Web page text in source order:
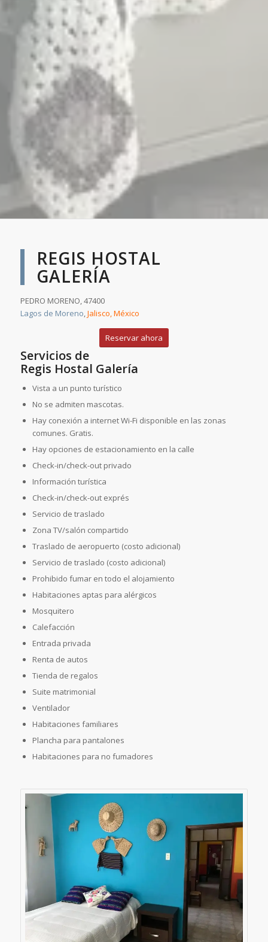
REGIS HOSTAL
GALERÍA
PEDRO MORENO, 47400
Lagos de Moreno,Jalisco, México
Reservar ahora
Servicios de
Regis Hostal Galería
Vista a un punto turístico
No se admiten mascotas.
Hay conexión a internet Wi-Fi disponible en las zonas
comunes. Gratis.
Hay opciones de estacionamiento en la calle
Check-in/check-out privado
Información turística
Check-in/check-out exprés
Servicio de traslado
Zona TV/salón compartido
Traslado de aeropuerto (costo adicional)
Servicio de traslado (costo adicional)
Prohibido fumar en todo el alojamiento
Habitaciones aptas para alérgicos
Mosquitero
Calefacción
Entrada privada
Renta de autos
Tienda de regalos
Suite matrimonial
Ventilador
Habitaciones familiares
Plancha para pantalones
Habitaciones para no fumadores